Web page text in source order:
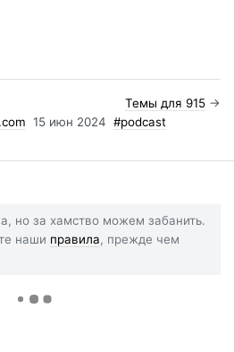
Темы для 915 →
15 июн 2024 #podcast
но за хамство можем забанить.
наши правила, прежде чем